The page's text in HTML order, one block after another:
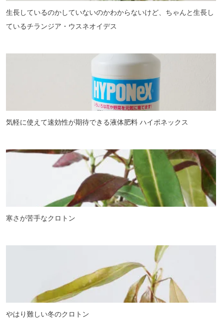
生長しているのかしていないのかわからないけど、ちゃんと生長し
ているチランジア・ウスネオイデス
気軽に使えて速効性が期待できる液体肥料 ハイポネックス
寒さが苦手なクロトン
やはり難しい冬のクロトン